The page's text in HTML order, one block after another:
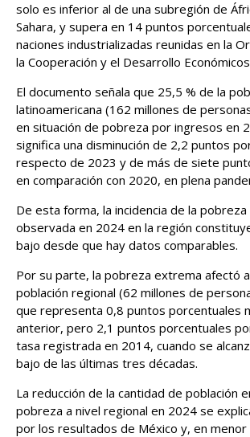
solo es inferior al de una subregión de
Sahara, y supera en 14 puntos
naciones industrializadas reunidas en la
la Cooperación y el Desarrollo Económicos
El documento señala que 25,5 % de la
latinoamericana (162 millones de
en situación de pobreza por ingresos en
significa una disminución de 2,2 puntos
respecto de 2023 y de más de siete
en comparación con 2020, en plena
De esta forma, la incidencia de la
observada en 2024 en la región
bajo desde que hay datos comparables.
Por su parte, la pobreza extrema afectó
población regional (62 millones de
que representa 0,8 puntos porcentuales
anterior, pero 2,1 puntos porcentuales
tasa registrada en 2014, cuando se
bajo de las últimas tres décadas.
La reducción de la cantidad de población
pobreza a nivel regional en 2024 se
por los resultados de México y, en menor